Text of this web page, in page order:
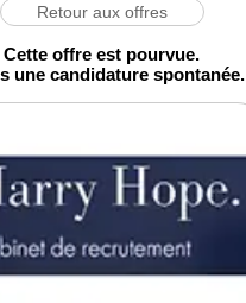
Retour aux offres
Cette offre est pourvue.
une candidature spontanée.